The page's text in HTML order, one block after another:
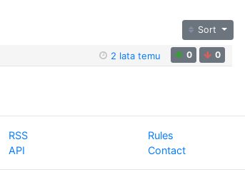
Sort
2 lata temu 0 0
RSS
API
Rules
Contact